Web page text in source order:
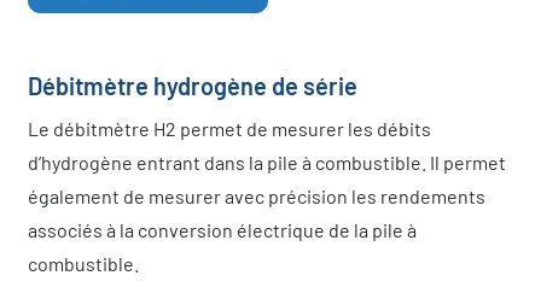
Débitmètre hydrogène de série
Le débitmètre H2 permet de mesurer les débits
d’hydrogène entrant dans la pile à combustible. Il permet
également de mesurer avec précision les rendements
associés à la conversion électrique de la pile à
combustible.